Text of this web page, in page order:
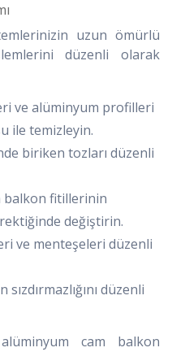
uzun ömürlü
düzenli olarak
ve alüminyum profilleri
ile temizleyin.
biriken tozları düzenli
balkon fitillerinin
değiştirin.
ve menteşeleri düzenli
düzenli
cam balkon